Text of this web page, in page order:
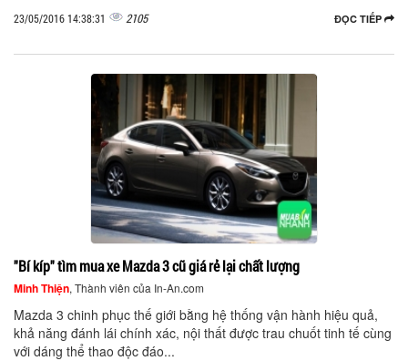
ĐỌC TIẾP
23/05/2016 14:38:31 2105
"Bí kíp" tìm mua xe Mazda 3 cũ giá rẻ lại chất lượng
Minh Thiện, Thành viên của In-An.com
Mazda 3 chinh phục thế giới bằng hệ thống vận hành hiệu quả,
khả năng đánh lái chính xác, nội thất được trau chuốt tinh tế cùng
với dáng thể thao độc đáo...